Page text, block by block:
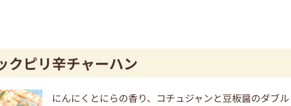
クピリ辛チャーハン
にんにくとにらの香り、コチュジャンと豆板醤のダブル